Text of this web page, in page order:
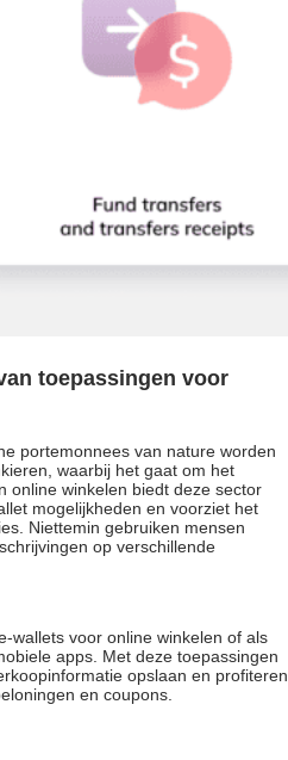
toepassingen voor
portemonnees van nature worden
waarbij het gaat om het
online winkelen biedt deze sector
mogelijkheden en voorziet het
Niettemin gebruiken mensen
op verschillende
wallets voor online winkelen of als
apps. Met deze toepassingen
opslaan en profiteren
en coupons.